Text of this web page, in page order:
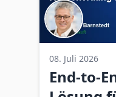
08. Juli 2026
End-to-